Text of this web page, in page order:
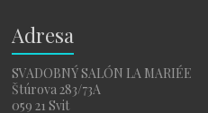
Adresa
SVADOBNÝ SALÓN LA MARIÉE
Štúrova 283/73A
059 21 Svit